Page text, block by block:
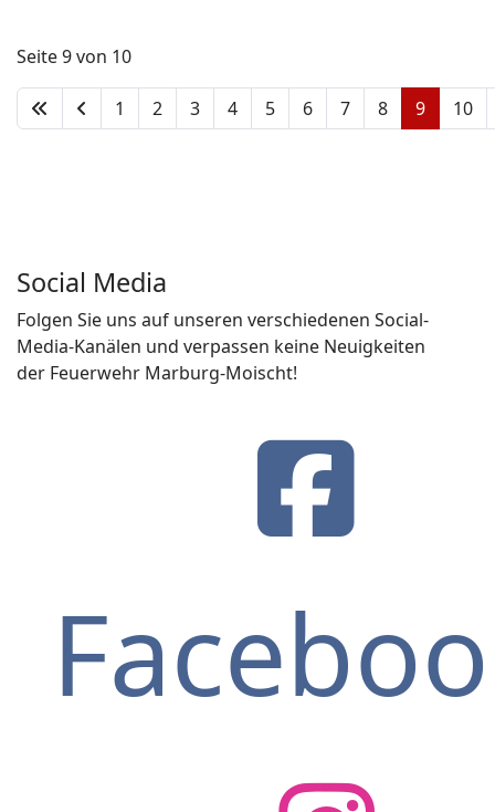
Seite 9 von 10
1 2 3 4 5 6 7 8 9 10
Social Media
Folgen Sie uns auf unseren verschiedenen Social-
Media-Kanälen und verpassen keine Neuigkeiten
der Feuerwehr Marburg-Moischt!